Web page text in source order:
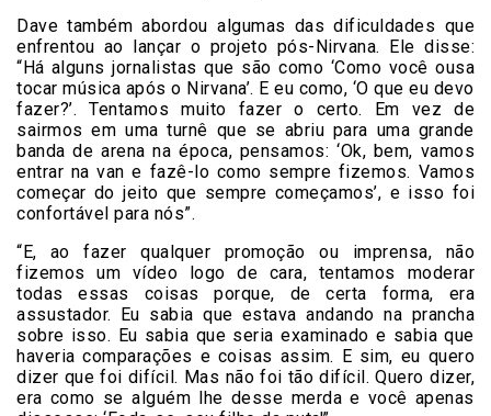
Dave também abordou algumas das dificuldades que
enfrentou ao lançar o projeto pós-Nirvana. Ele disse:
“Há alguns jornalistas que são como ‘Como você ousa
tocar música após o Nirvana’. E eu como, ‘O que eu devo
fazer?’. Tentamos muito fazer o certo. Em vez de
sairmos em uma turnê que se abriu para uma grande
banda de arena na época, pensamos: ‘Ok, bem, vamos
entrar na van e fazê-lo como sempre fizemos. Vamos
começar do jeito que sempre começamos’, e isso foi
confortável para nós”.
“E, ao fazer qualquer promoção ou imprensa, não
fizemos um vídeo logo de cara, tentamos moderar
todas essas coisas porque, de certa forma, era
assustador. Eu sabia que estava andando na prancha
sobre isso. Eu sabia que seria examinado e sabia que
haveria comparações e coisas assim. E sim, eu quero
dizer que foi difícil. Mas não foi tão difícil. Quero dizer,
era como se alguém lhe desse merda e você apenas